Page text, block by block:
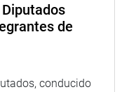
de
conducido